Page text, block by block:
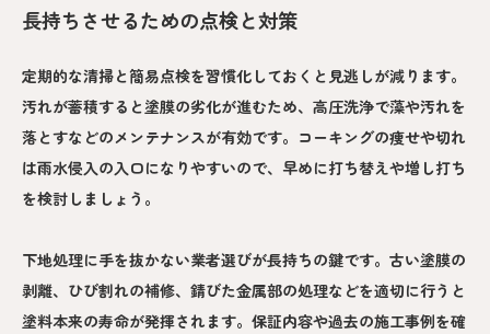
長持ちさせるための点検と対策
定期的な清掃と簡易点検を習慣化しておくと見逃しが減ります。
汚れが蓄積すると塗膜の劣化が進むため、高圧洗浄で藻や汚れを
落とすなどのメンテナンスが有効です。コーキングの痩せや切れ
は雨水侵入の入口になりやすいので、早めに打ち替えや増し打ち
を検討しましょう。
下地処理に手を抜かない業者選びが長持ちの鍵です。古い塗膜の
剥離、ひび割れの補修、錆びた金属部の処理などを適切に行うと
塗料本来の寿命が発揮されます。保証内容や過去の施工事例を確